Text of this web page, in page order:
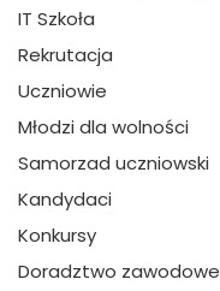
IT Szkoła
Rekrutacja
Uczniowie
Młodzi dla wolności
Samorzad uczniowski
Kandydaci
Konkursy
Doradztwo zawodowe